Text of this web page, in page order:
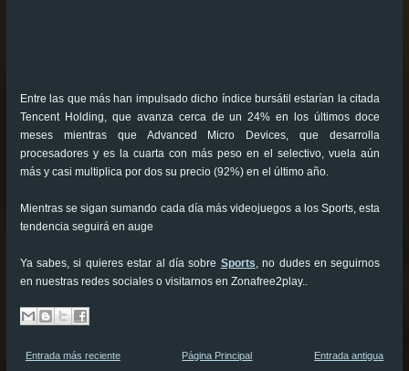
Entre las que más han impulsado dicho índice bursátil estarían la citada
Tencent Holding, que avanza cerca de un 24% en los últimos doce
meses mientras que Advanced Micro Devices, que desarrolla
procesadores y es la cuarta con más peso en el selectivo, vuela aún
más y casi multiplica por dos su precio (92%) en el último año.
Mientras se sigan sumando cada día más videojuegos a los Sports, esta
tendencia seguirá en auge
Ya sabes, si quieres estar al día sobre Sports , no dudes en seguirnos
en nuestras redes sociales o visitarnos en Zonafree2play..
Entrada más reciente Entrada antigua
Página Principal